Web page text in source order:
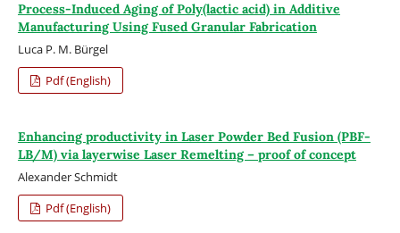
Process-Induced Aging of Poly(lactic acid) in Additive
Manufacturing Using Fused Granular Fabrication
Luca P. M. Bürgel
Pdf (English)
Enhancing productivity in Laser Powder Bed Fusion (PBF-
LB/M) via layerwise Laser Remelting – proof of concept
Alexander Schmidt
Pdf (English)